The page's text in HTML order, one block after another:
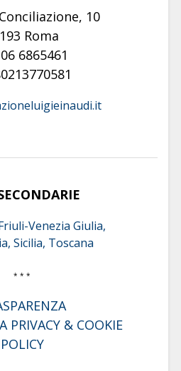
10
Roma
6865461
Venezia Giulia,
Sicilia, Toscana
* * *
PRIVACY & COOKIE
POLICY